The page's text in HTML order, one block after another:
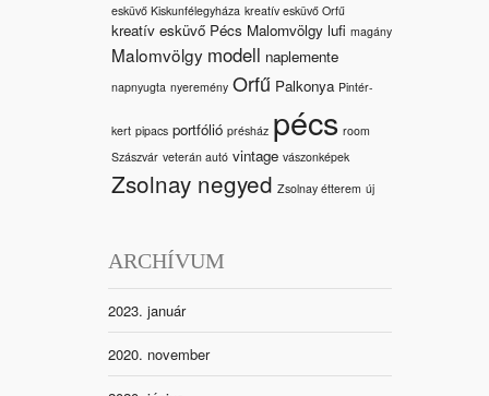
esküvő Kiskunfélegyháza kreatív esküvő Orfű
kreatív esküvő Pécs Malomvölgy lufi magány
Malomvölgy modell naplemente
napnyugta nyeremény Orfű Palkonya Pintér-
kert pipacs portfólió présház pécs room
Szászvár veterán autó vintage vászonképek
Zsolnay negyed Zsolnay étterem új
ARCHÍVUM
2023. január
2020. november